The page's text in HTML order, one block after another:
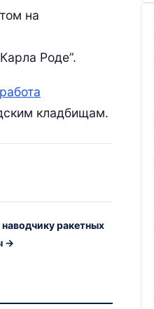
на
Роде”.
кладбищам.
ракетных
→